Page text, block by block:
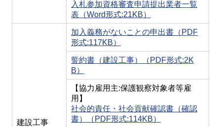
入札参加資格審査申請提出業者一覧
表（Word形式:21KB）
建設工事
加入義務がないことの申出書（PDF
形式:117KB）
誓約書（建設工事）（PDF形式:2K
B）
【協力雇用主:保護観察対象者等雇
用】
社会的責任・社会貢献確認書（確認
書）（PDF形式:114KB）